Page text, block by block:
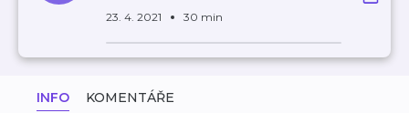
23. 4. 2021 30 min
INFO KOMENTÁŘE